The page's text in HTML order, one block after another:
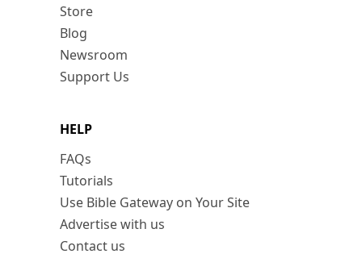
Store
Blog
Newsroom
Support Us
HELP
FAQs
Tutorials
Use Bible Gateway on Your Site
Advertise with us
Contact us